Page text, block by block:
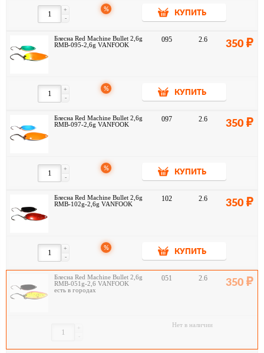
-
+ %
КУПИТЬ
Блесна Red Machine Bullet 2,6g
RMB-095-2,6g VANFOOK
095 2.6 350
-
+ %
КУПИТЬ
Блесна Red Machine Bullet 2,6g
RMB-097-2,6g VANFOOK
097 2.6 350
-
+ %
КУПИТЬ
Блесна Red Machine Bullet 2,6g
RMB-102g-2,6g VANFOOK
102 2.6 350
-
+ %
КУПИТЬ
Блесна Red Machine Bullet 2,6g
RMB-051g-2,6 VANFOOK
есть в городах
051 2.6 350
-
+ Нет в наличии